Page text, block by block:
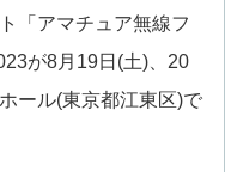
「アマチュア無線フ
が8月19日(土)、20
ール(東京都江東区)で